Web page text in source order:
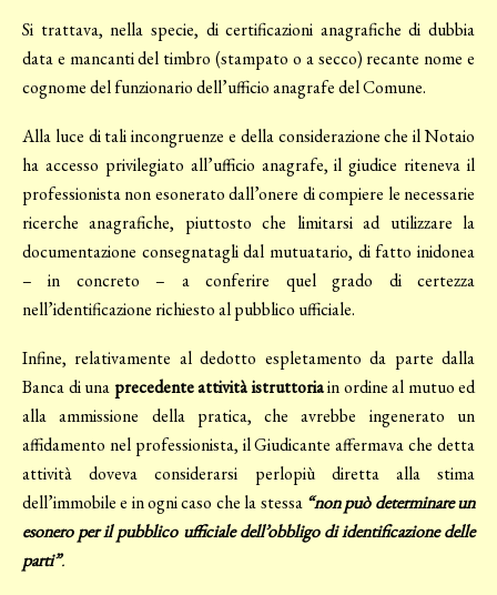
Si trattava, nella specie, di certificazioni anagrafiche di dubbia
data e mancanti del timbro (stampato o a secco) recante nome e
cognome del funzionario dell’ufficio anagrafe del Comune.
Alla luce di tali incongruenze e della considerazione che il Notaio
ha accesso privilegiato all’ufficio anagrafe, il giudice riteneva il
professionista non esonerato dall’onere di compiere le necessarie
ricerche anagrafiche, piuttosto che limitarsi ad utilizzare la
documentazione consegnatagli dal mutuatario, di fatto inidonea
– in concreto – a conferire quel grado di certezza
nell’identificazione richiesto al pubblico ufficiale.
Infine, relativamente al dedotto espletamento da parte dalla
Banca di una precedente attività istruttoriain ordine al mutuo ed
alla ammissione della pratica, che avrebbe ingenerato un
affidamento nel professionista, il Giudicante affermava che detta
attività doveva considerarsi perlopiù diretta alla stima
dell’immobile e in ogni caso che la stessa “non può determinare un
esonero per il pubblico ufficiale dell’obbligo di identificazione delle
parti”.